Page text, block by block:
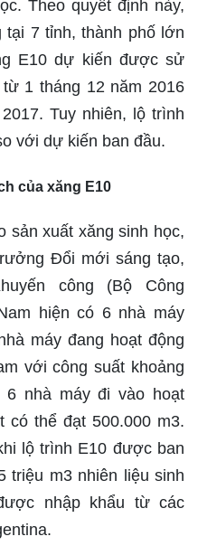
Theo quyết định này,
7 tỉnh, thành phố lớn
E10 dự kiến được sử
1 tháng 12 năm 2016
Tuy nhiên, lộ trình
với dự kiến ban đầu.
của xăng E10
sản xuất xăng sinh học,
Đổi mới sáng tạo,
công (Bộ Công
hiện có 6 nhà máy
máy đang hoạt động
với công suất khoảng
6 nhà máy đi vào hoạt
có thể đạt 500.000 m3.
lộ trình E10 được ban
triệu m3 nhiên liệu sinh
nhập khẩu từ các